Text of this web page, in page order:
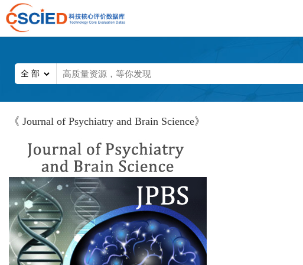
《 Journal of Psychiatry and Brain Science》